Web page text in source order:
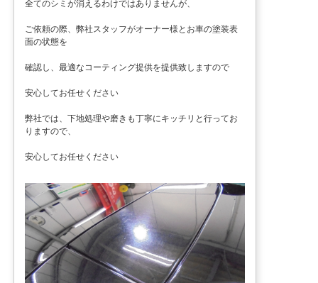
全てのシミが消えるわけではありませんが、
ご依頼の際、弊社スタッフがオーナー様とお車の塗装表
面の状態を
確認し、最適なコーティング提供を提供致しますので
安心してお任せください
弊社では、下地処理や磨きも丁寧にキッチリと行ってお
りますので、
安心してお任せください